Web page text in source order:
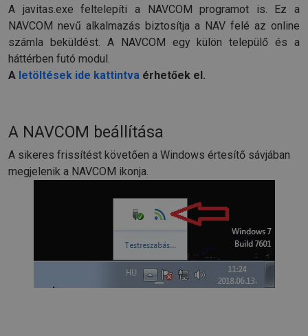
A javitas.exe feltelepíti a NAVCOM programot is. Ez a
NAVCOM nevű alkalmazás biztosítja a NAV felé az online
számla beküldést. A NAVCOM egy külön települő és a
háttérben futó modul.
A letöltések ide kattintva érhetőek el.
A NAVCOM beállítása
A sikeres frissítést követően a Windows értesítő sávjában
megjelenik a NAVCOM ikonja.